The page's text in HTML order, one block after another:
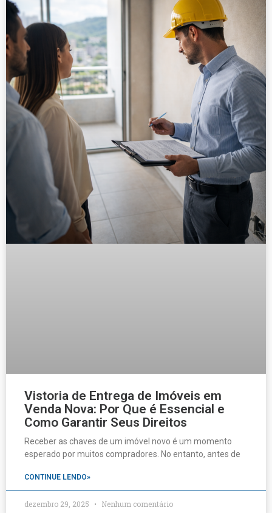
Vistoria de Entrega de Imóveis em
Venda Nova: Por Que é Essencial e
Como Garantir Seus Direitos
Receber as chaves de um imóvel novo é um momento
esperado por muitos compradores. No entanto, antes de
CONTINUE LENDO»
dezembro 29, 2025 Nenhum comentário